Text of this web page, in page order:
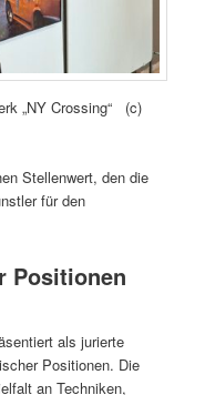
„NY Crossing“ (c)
Stellenwert, den die
für den
Positionen
als jurierte
Positionen. Die
an Techniken,